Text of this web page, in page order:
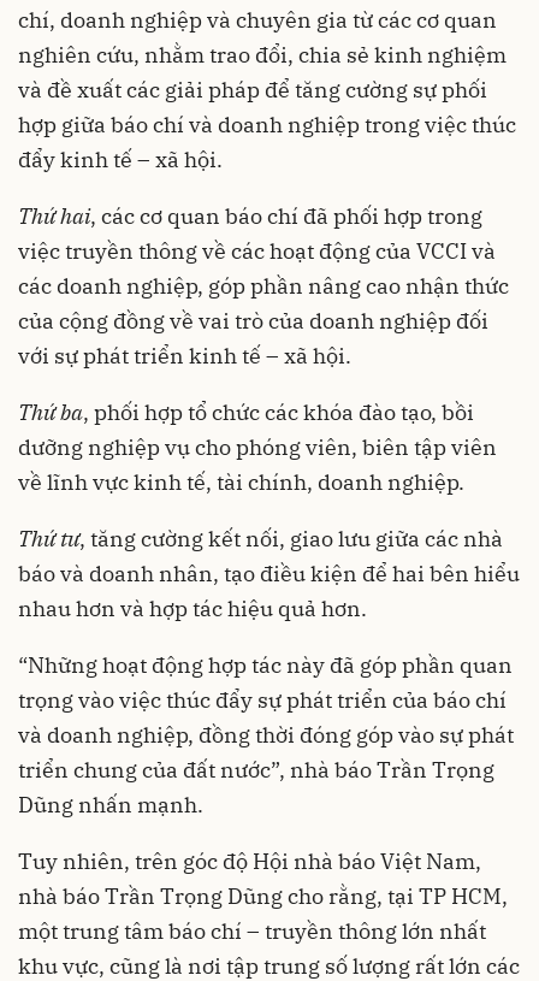
chí, doanh nghiệp và chuyên gia từ các cơ quan
nghiên cứu, nhằm trao đổi, chia sẻ kinh nghiệm
và đề xuất các giải pháp để tăng cường sự phối
hợp giữa báo chí và doanh nghiệp trong việc thúc
đẩy kinh tế – xã hội.
Thứ hai, các cơ quan báo chí đã phối hợp trong
việc truyền thông về các hoạt động của VCCI và
các doanh nghiệp, góp phần nâng cao nhận thức
của cộng đồng về vai trò của doanh nghiệp đối
với sự phát triển kinh tế – xã hội.
Thứ ba, phối hợp tổ chức các khóa đào tạo, bồi
dưỡng nghiệp vụ cho phóng viên, biên tập viên
về lĩnh vực kinh tế, tài chính, doanh nghiệp.
Thứ tư, tăng cường kết nối, giao lưu giữa các nhà
báo và doanh nhân, tạo điều kiện để hai bên hiểu
nhau hơn và hợp tác hiệu quả hơn.
“Những hoạt động hợp tác này đã góp phần quan
trọng vào việc thúc đẩy sự phát triển của báo chí
và doanh nghiệp, đồng thời đóng góp vào sự phát
triển chung của đất nước”, nhà báo Trần Trọng
Dũng nhấn mạnh.
Tuy nhiên, trên góc độ Hội nhà báo Việt Nam,
nhà báo Trần Trọng Dũng cho rằng, tại TP HCM,
một trung tâm báo chí – truyền thông lớn nhất
khu vực, cũng là nơi tập trung số lượng rất lớn các